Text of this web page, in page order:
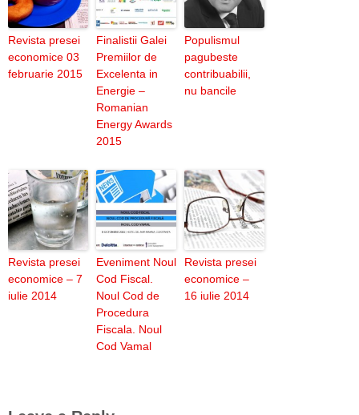
Revista presei
economice 03
februarie 2015
Finalistii Galei
Premiilor de
Excelenta in
Energie –
Romanian
Energy Awards
2015
Populismul
pagubeste
contribuabilii,
nu bancile
Revista presei
economice – 7
iulie 2014
Eveniment Noul
Cod Fiscal.
Noul Cod de
Procedura
Fiscala. Noul
Cod Vamal
Revista presei
economice –
16 iulie 2014